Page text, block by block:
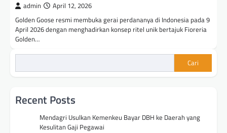
admin April 12, 2026
Golden Goose resmi membuka gerai perdananya di Indonesia pada 9
April 2026 dengan menghadirkan konsep ritel unik bertajuk Fioreria
Golden…
Cari
Recent Posts
Mendagri Usulkan Kemenkeu Bayar DBH ke Daerah yang
Kesulitan Gaji Pegawai